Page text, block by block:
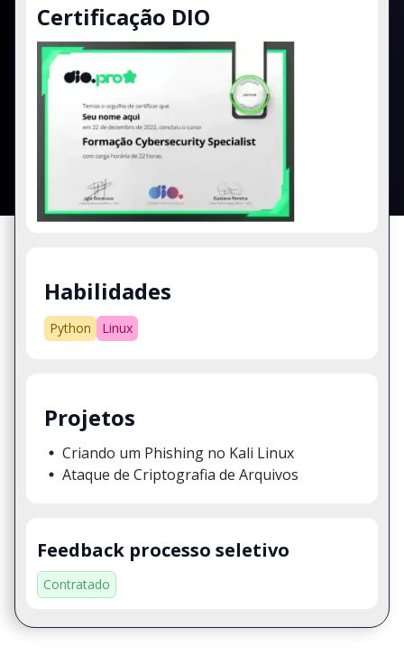
Certificação DIO
Habilidades
Python Linux
Projetos
Criando um Phishing no Kali Linux
Ataque de Criptografia de Arquivos
Feedback processo seletivo
Contratado